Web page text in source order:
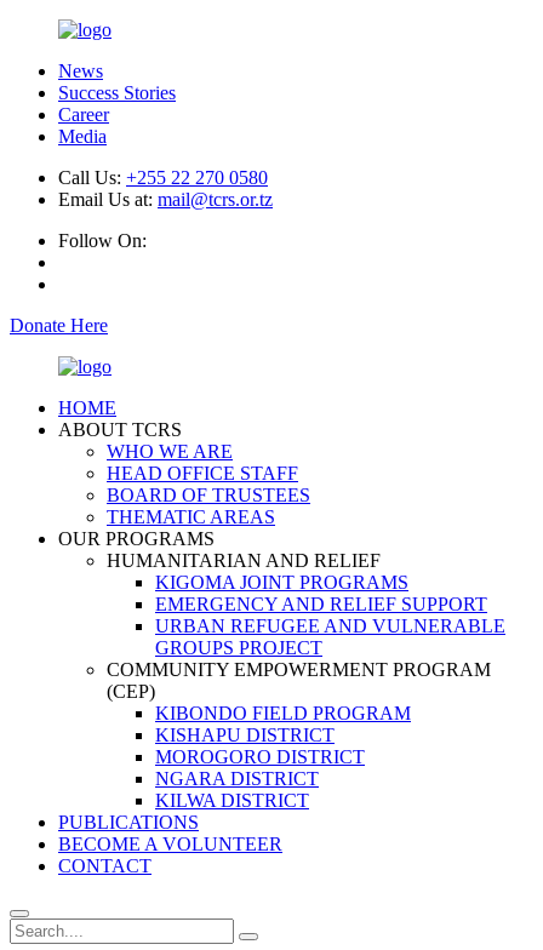
News
Success Stories
Career
Media
Call Us: +255 22 270 0580
Email Us at: mail@tcrs.or.tz
Follow On:
Donate Here
HOME
ABOUT TCRS
WHO WE ARE
HEAD OFFICE STAFF
BOARD OF TRUSTEES
THEMATIC AREAS
OUR PROGRAMS
HUMANITARIAN AND RELIEF
KIGOMA JOINT PROGRAMS
EMERGENCY AND RELIEF SUPPORT
URBAN REFUGEE AND VULNERABLE
GROUPS PROJECT
COMMUNITY EMPOWERMENT PROGRAM
(CEP)
KIBONDO FIELD PROGRAM
KISHAPU DISTRICT
MOROGORO DISTRICT
NGARA DISTRICT
KILWA DISTRICT
PUBLICATIONS
BECOME A VOLUNTEER
CONTACT